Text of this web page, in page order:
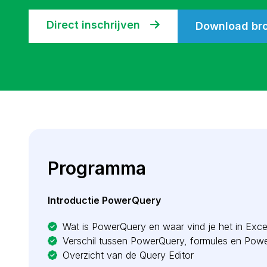
Direct inschrijven Download
Programma
Introductie PowerQuery
Wat is PowerQuery en waar vind je het in
Verschil tussen PowerQuery, formules en
Overzicht van de Query Editor